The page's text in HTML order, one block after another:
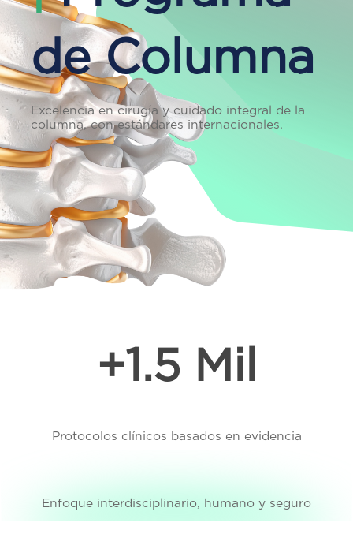
de Columna
Excelencia en cirugía y cuidado integral de la
columna, con estándares internacionales.
+1.5 Mil
Protocolos clínicos basados en evidencia
Enfoque interdisciplinario, humano y seguro